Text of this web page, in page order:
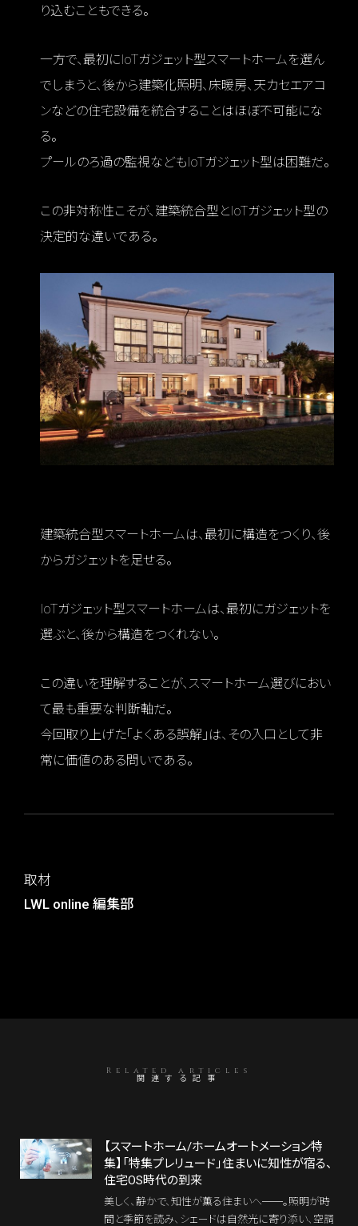
り込むこともできる。
一方で、最初にIoTガジェット型スマートホームを選ん
でしまうと、後から建築化照明、床暖房、天カセエアコ
ンなどの住宅設備を統合することはほぼ不可能にな
る。
プールのろ過の監視などもIoTガジェット型は困難だ。
この非対称性こそが、建築統合型とIoTガジェット型の
決定的な違いである。
建築統合型スマートホームは、最初に構造をつくり、後
からガジェットを足せる。
IoTガジェット型スマートホームは、最初にガジェットを
選ぶと、後から構造をつくれない。
この違いを理解することが、スマートホーム選びにおい
て最も重要な判断軸だ。
今回取り上げた「よくある誤解」は、その入口として非
常に価値のある問いである。
取材
LWL online 編集部
Related articles
関連する記事
【スマートホーム/ホームオートメーション特
集】「特集プレリュード」住まいに知性が宿る、
住宅OS時代の到来
美しく、静かで、知性が薫る住まいへ──。照明が時
間と季節を読み、シェードは自然光に寄り添い、空調